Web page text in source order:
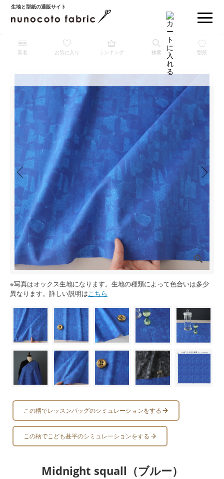
生地と型紙の通販サイト
新着 お気に入り ランキング 検索 型紙
※写真はオックス生地になります。生地の種類によって色合いは多少
異なります。詳しい説明はこちら
この柄でレッスンバッグのシミュレーションをする
この柄でこども甚平のシミュレーションをする
Midnight squall（ブルー）